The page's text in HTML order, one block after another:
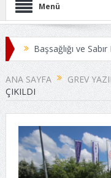
Menü
ve Sabır Dileriz
ANA SAYFA GREV
ÇIKILDI